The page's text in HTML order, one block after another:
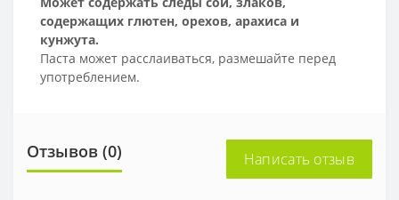
содержащих глютен, орехов, арахиса и
кунжута.
Паста может расслаиваться, размешайте перед
употреблением.
Отзывов (0) Написать отзыв